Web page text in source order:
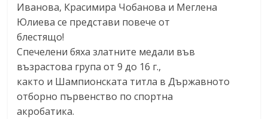
Иванова, Красимира Чобанова и Меглена
Юлиева се представи повече от
блестящо!
Спечелени бяха златните медали във
възрастова група от 9 до 16 г.,
както и Шампионската титла в Държавното
отборно първенство по спортна
акробатика.